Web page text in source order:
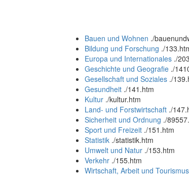
Bauen und Wohnen ./
Bildung und Forschung ./
Europa und Internationales ./
Geschichte und Geografie ./
Gesellschaft und Soziales ./
Gesundheit ./141.htm
Kultur ./kultur.htm
Land- und Forstwirtschaft ./
Sicherheit und Ordnung ./
Sport und Freizeit ./151.htm
Statistik ./statistik.htm
Umwelt und Natur ./153.htm
Verkehr ./155.htm
Wirtschaft, Arbeit und Tourismus